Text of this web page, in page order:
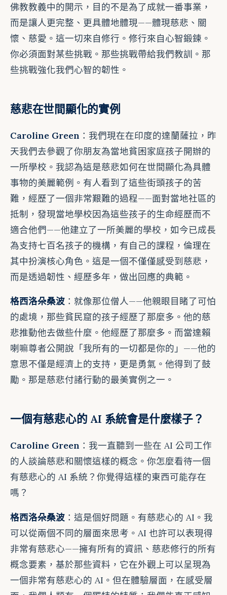
佛教教義中的開示，目的不是為了成就一番事業，
而是讓人更完整、更具體地體現——體現慈悲、關
懷、慈愛。這一切來自修行。修行來自心智鍛鍊。
你必須面對某些挑戰。那些挑戰帶給我們教訓。那
些挑戰強化我們心智的韌性。
慈悲在世間顯化的實例
Caroline Green ：我們現在在印度的達蘭薩拉，昨
天我們去參觀了你朋友為當地貧困家庭孩子開辦的
一所學校。我認為這是慈悲如何在世間顯化為具體
事物的美麗範例。有人看到了這些街頭孩子的苦
難，經歷了一個非常艱難的過程——面對當地社區的
抵制，發現當地學校因為這些孩子的生命經歷而不
適合他們——他建立了一所美麗的學校，如今已成長
為支持七百名孩子的機構，有自己的課程，倫理在
其中扮演核心角色。這是一個不僅僅感受到慈悲，
而是透過韌性、經歷多年，做出回應的典範。
格西洛朵桑波 ：就像那位僧人——他親眼目睹了可怕
的處境，那些貧民窟的孩子經歷了那麼多。他的慈
悲推動他去做些什麼。他經歷了那麼多。而當達賴
喇嘛尊者公開說「我所有的一切都是你的」——他的
意思不僅是經濟上的支持，更是勇氣。他得到了鼓
勵。那是慈悲付諸行動的最美實例之一。
一個有慈悲心的 AI 系統會是什麼樣子？
Caroline Green ：我一直聽到一些在 AI 公司工作
的人談論慈悲和關懷這樣的概念。你怎麼看待一個
有慈悲心的 AI 系統？你覺得這樣的東西可能存在
嗎？
格西洛朵桑波 ：這是個好問題。有慈悲心的 AI。我
可以從兩個不同的層面來思考。AI 也許可以表現得
非常有慈悲心——擁有所有的資訊、慈悲修行的所有
概念要素，基於那些資料，它在外觀上可以呈現為
一個非常有慈悲心的 AI。但在體驗層面，在感受層